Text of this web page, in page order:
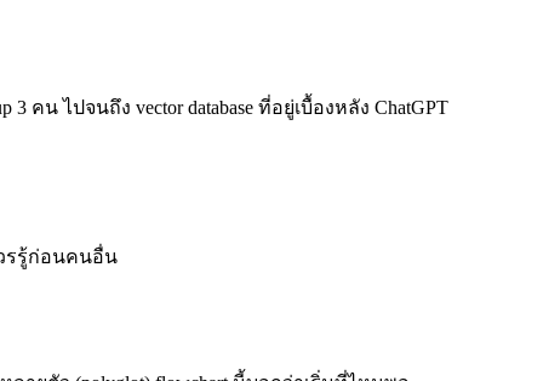
3 คน ไปจนถึง vector database ที่อยู่เบื้องหลัง ChatGPT
วรรู้ก่อนคนอื่น